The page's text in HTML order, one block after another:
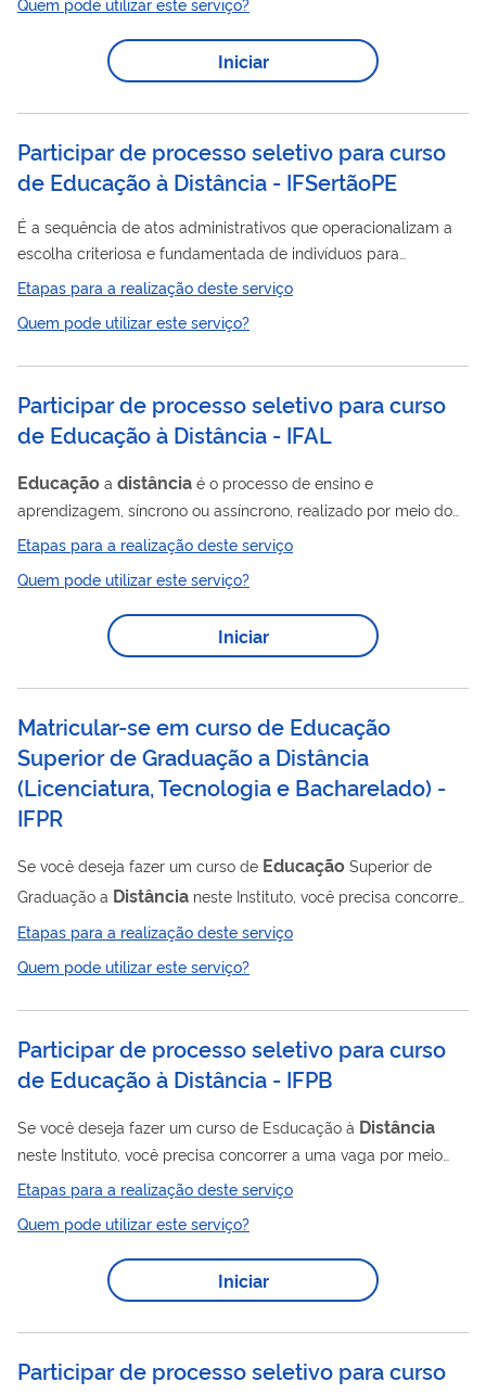
comunicação que proporcionem interatividade total entre os
discentes e os docentes dos cursos. No IFPI, aeducação
é ofertada por meio da Rede e-TEC e da
Iniciar
Participar de processo seletivo para curso
de Educação à Distância - IFSertãoPE
É a sequência de atos administrativos que operacionalizam a
escolha criteriosa e fundamentada de indivíduos para
participarem como discentes em cursos vinculados ao
IFSertãoPE em educação a distância. O processo seletivo visa
o preenchimento das vagas nos cursos de Educação a
as vagas.
Etapas para a realização deste serviço
Quem pode utilizar este serviço?
Participar de processo seletivo para curso
de Educação à Distância - IFAL
Educação a distância é o processo de ensino e
aprendizagem, síncrono ou assíncrono, realizado por meio do
uso de tecnologias de informação e comunicação, no qual o
estudante e o docente ou outro responsável pela atividade
formativa estejam em lugares ou tempos diversos, por isso,
faz-se necessária a utilização de meios de tecnologia digitais
de informação e comunicação (TDIC), realizados em um
forma de oferta inclui atividades acadêmicas...
Etapas para a realização deste serviço
Quem pode utilizar este serviço?
Iniciar
Matricular-se em curso de Educação
Superior de Graduação a Distância
(Licenciatura, Tecnologia e Bacharelado) -
IFPR
Se você deseja fazer um curso de Educação Superior de
Graduação a Distância neste Instituto, você precisa concorrer
a uma vaga por meio de processo seletivo.
Etapas para a realização deste serviço
Quem pode utilizar este serviço?
Participar de processo seletivo para curso
de Educação à Distância - IFPB
Se você deseja fazer um curso de Esducação à Distância
neste Instituto, você precisa concorrer a uma vaga por meio
deste serviço.
Etapas para a realização deste serviço
Quem pode utilizar este serviço?
Iniciar
Participar de processo seletivo para curso